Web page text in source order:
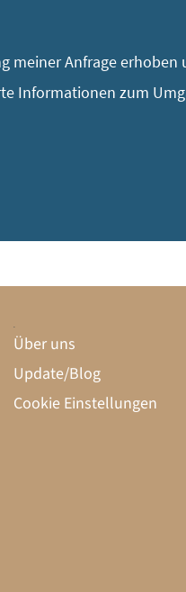
Anfrage erhoben
Informationen zum
Über uns
Update/Blog
Cookie Einstellungen